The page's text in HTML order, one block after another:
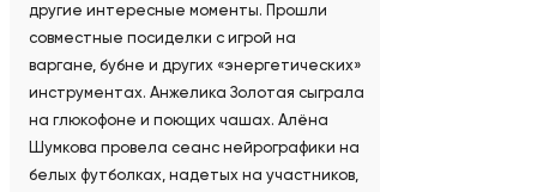
другие интересные моменты. Прошли
совместные посиделки с игрой на
варгане, бубне и других «энергетических»
инструментах. Анжелика Золотая сыграла
на глюкофоне и поющих чашах. Алёна
Шумкова провела сеанс нейрографики на
белых футболках, надетых на участников,